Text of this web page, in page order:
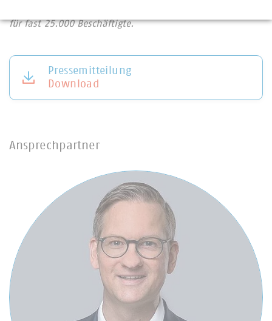
für fast 25.000 Beschäftigte.
Pressemitteilung
Download
Ansprechpartner